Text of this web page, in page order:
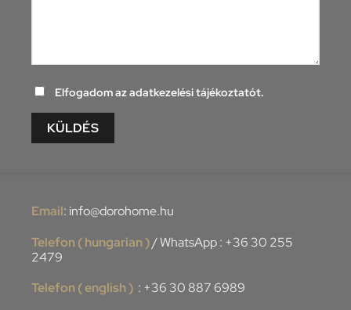
Elfogadom az adatkezelési tájékoztatót.
Email: info@dorohome.hu
Telefon ( hungarian )/ WhatsApp : +36 30 255
2479
Telefon ( english ) : +36 30 887 6989